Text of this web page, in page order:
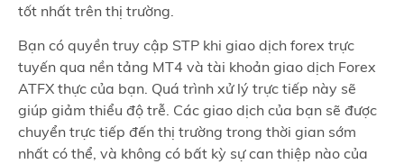
tốt nhất trên thị trường.
Bạn có quyền truy cập STP khi giao dịch forex trực
tuyến qua nền tảng MT4 và tài khoản giao dịch Forex
ATFX thực của bạn. Quá trình xử lý trực tiếp này sẽ
giúp giảm thiểu độ trễ. Các giao dịch của bạn sẽ được
chuyển trực tiếp đến thị trường trong thời gian sớm
nhất có thể, và không có bất kỳ sự can thiệp nào của